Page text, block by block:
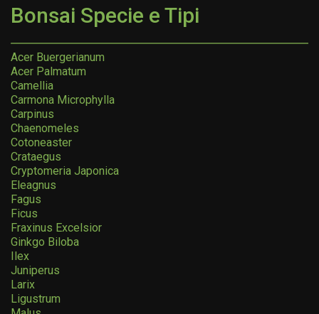
Bonsai Specie e Tipi
Acer Buergerianum
Acer Palmatum
Camellia
Carmona Microphylla
Carpinus
Chaenomeles
Cotoneaster
Crataegus
Cryptomeria Japonica
Eleagnus
Fagus
Ficus
Fraxinus Excelsior
Ginkgo Biloba
Ilex
Juniperus
Larix
Ligustrum